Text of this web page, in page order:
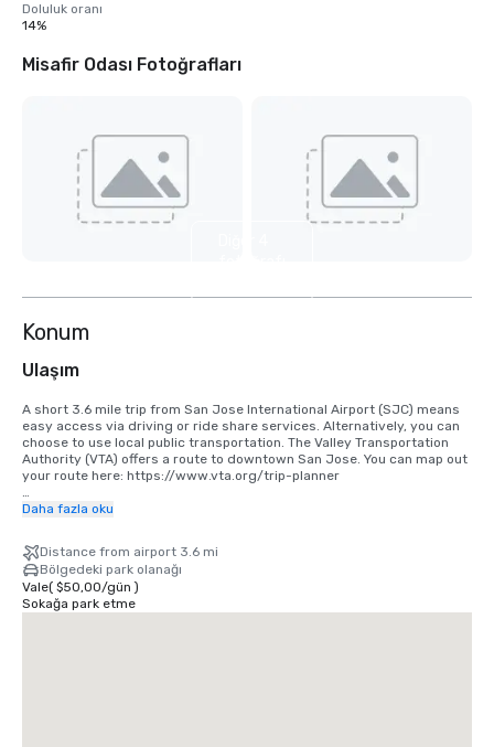
Doluluk oranı
14%
Misafir Odası Fotoğrafları
Konum
Ulaşım
A short 3.6 mile trip from San Jose International Airport (SJC) means
easy access via driving or ride share services. Alternatively, you can
choose to use local public transportation. The Valley Transportation
Authority (VTA) offers a route to downtown San Jose. You can map out
your route here: https://www.vta.org/trip-planner
If you are coming in from San Francisco International Airport (SFO), the
service. Alternatively, you can use rail via BART and Caltrain.
https://www.bart.gov and https://www.caltrain.com
Daha fazla oku
Distance from airport 3.6 mi
Bölgedeki park olanağı
Vale( $50,00/gün )
Sokağa park etme